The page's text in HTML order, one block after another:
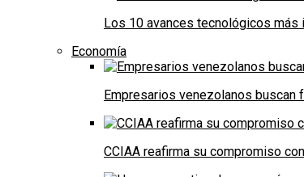
Los 10 avances tecnológicos
Economía
Empresarios venezolanos buscan
CCIAA reafirma su compromiso